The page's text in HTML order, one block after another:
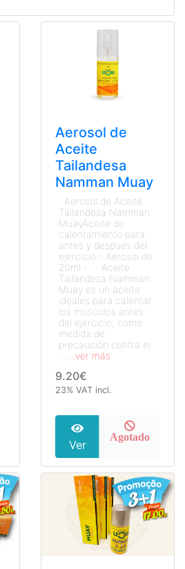
Aerosol de
Aceite
Tailandesa
Namman Muay
Aerosol de Aceite
Tailandesa Namman
MuayAceite de
calentamiento para
antes y después del
ejercicio.- Aerosol de
20ml - Aceite
Tailandesa Namman
Muay es un aceite
ideales para calentar
los músculos antes
del ejercicio, como
medida de
precaución contra el
...ver más
9.20€
23% VAT incl.
Ver
Agotado